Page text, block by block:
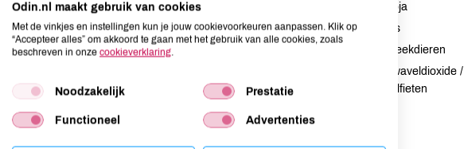
Lactose
kan bevatten
Lupine
kan bevatten
Mosterd
Soja
Vis
Weekdieren
Zwaveldioxide /
sulfieten
Odin.nl maakt gebruik van cookies
Met de vinkjes en instellingen kun je jouw cookievoorkeuren aanpassen. Klik op
“Accepteer alles” om akkoord te gaan met het gebruik van alle cookies, zoals
beschreven in onze cookieverklaring.
Noodzakelijk Prestatie
Functioneel Advertenties